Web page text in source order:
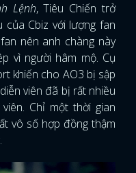
Lệnh, Tiêu Chiến trở
Cbiz với lượng fan
nên anh chàng này
vì người hâm mộ. Cụ
khiến cho AO3 bị sập
viên đã bị rất nhiều
Chỉ một thời gian
vô số hợp đồng thậm